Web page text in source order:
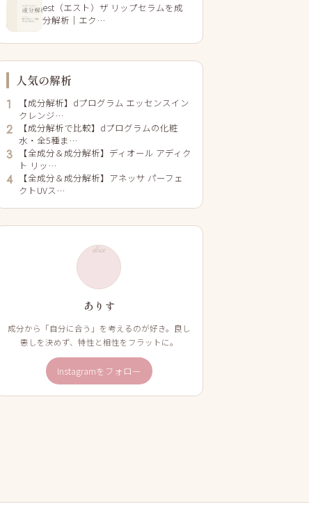
est（エスト）ザ リップセラムを成
分解析｜エク…
人気の解析
1
【成分解析】dプログラム エッセンスイン
クレンジ…
2
【成分解析で比較】dプログラムの化粧
水・全5種ま…
3
【全成分＆成分解析】ディオール アディク
ト リッ…
4
【全成分＆成分解析】アネッサ パーフェ
クトUVス…
alice
ありす
成分から「自分に合う」を考えるのが好き。良し
悪しを決めず、特性と相性をフラットに。
Instagramをフォロー